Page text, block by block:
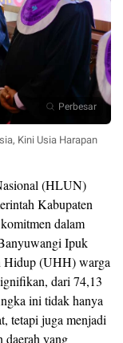
Perbesar
Kini Usia Harapan
(HLUN)
Kabupaten
dalam
Ipuk
Hidup (UHH) warga
dari 74,13
ini tidak hanya
tetapi juga menjadi
daerah yang